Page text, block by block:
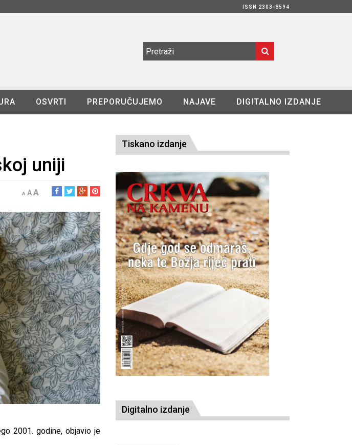
ISSN 2303-8594
OSVRTI PREPORUČUJEMO NAJAVE DIGITALNO IZDANJE
uniji
A AA
2001. godine, objavio je
Tiskano izdanje
Digitalno izdanje